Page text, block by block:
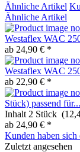
Ähnliche Artikel
Ähnliche Artikel
Westaflex WAC
ab 24,90 € *
Westaflex WAC
ab 22,90 € *
Stück) passend für...
Inhalt 2 Stück
ab 24,90 € *
Kunden haben sich
Zuletzt angesehen